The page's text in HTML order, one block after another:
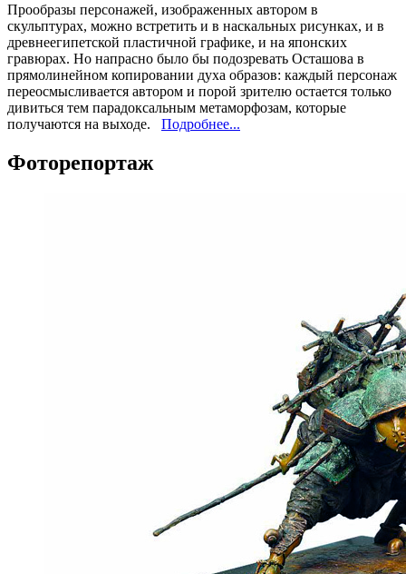
Прообразы персонажей, изображенных автором в
скульптурах, можно встретить и в наскальных рисунках, и в
древнеегипетской пластичной графике, и на японских
гравюрах. Но напрасно было бы подозревать Осташова в
прямолинейном копировании духа образов: каждый персонаж
переосмысливается автором и порой зрителю остается только
дивиться тем парадоксальным метаморфозам, которые
получаются на выходе. Подробнее...
Фоторепортаж